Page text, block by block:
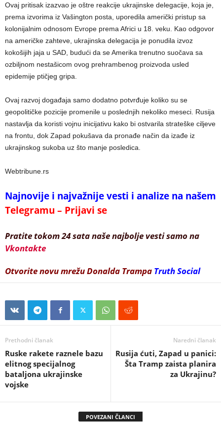
Ovaj pritisak izazvao je oštre reakcije ukrajinske delegacije, koja je,
prema izvorima iz Vašington posta, uporedila američki pristup sa
kolonijalnim odnosom Evrope prema Africi u 18. veku. Kao odgovor
na američke zahteve, ukrajinska delegacija je ponudila izvoz
kokošijih jaja u SAD, budući da se Amerika trenutno suočava sa
ozbiljnom nestašicom ovog prehrambenog proizvoda usled
epidemije ptičjeg gripa.
Ovaj razvoj događaja samo dodatno potvrđuje koliko su se
geopolitičke pozicije promenile u poslednjih nekoliko meseci. Rusija
nastavlja da koristi vojnu inicijativu kako bi ostvarila strateške ciljeve
na frontu, dok Zapad pokušava da pronađe način da izađe iz
ukrajinskog sukoba uz što manje posledica.
Webtribune.rs
Najnovije i najvažnije vesti i analize na našem
Telegramu – Prijavi se
Pratite tokom 24 sata naše najbolje vesti samo na
Vkontakte
Otvorite novu mrežu Donalda Trampa Truth Social
Prethodni članak
Ruske rakete raznele bazu
elitnog specijalnog
bataljona ukrajinske
vojske
Naredni članak
Rusija ćuti, Zapad u panici:
Šta Tramp zaista planira
za Ukrajinu?
POVEZANI ČLANCI